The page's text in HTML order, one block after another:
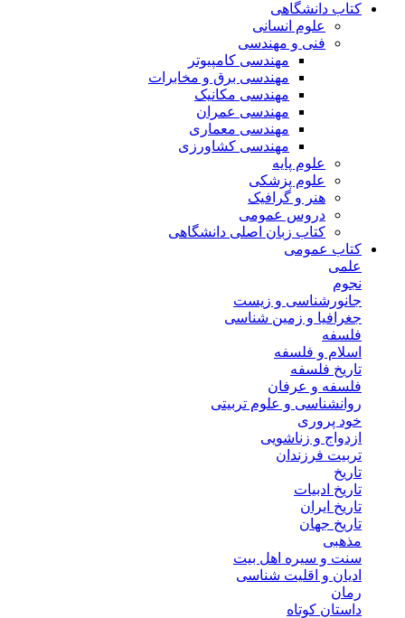
کتاب دانشگاهی
علوم انسانی
فنی و مهندسی
مهندسی کامپیوتر
مهندسی برق و مخابرات
مهندسی مکانیک
مهندسی عمران
مهندسی معماری
مهندسی کشاورزی
علوم پایه
علوم پزشکی
هنر و گرافیک
دروس عمومی
کتاب زبان اصلی دانشگاهی
کتاب عمومی
علمی
نجوم
جانورشناسی و زیست
جغرافیا و زمین شناسی
فلسفه
اسلام و فلسفه
تاریخ فلسفه
فلسفه و عرفان
روانشناسی و علوم تربیتی
خود پروری
ازدواج و زناشویی
تربیت فرزندان
تاریخ
تاریخ ادبیات
تاریخ ایران
تاریخ جهان
مذهبی
سنت و سیره اهل بیت
ادیان و اقلیت شناسی
رمان
داستان کوتاه